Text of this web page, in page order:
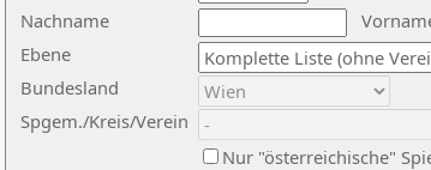
Nachname
Ebene
Bundesland
Spgem./Kreis/Verein
Nur "österreichische"